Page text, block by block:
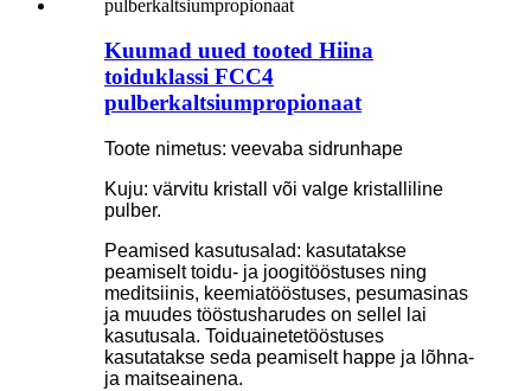
Kuumad uued tooted Hiina
toiduklassi FCC4
pulberkaltsiumpropionaat
Toote nimetus: veevaba sidrunhape
Kuju: värvitu kristall või valge kristalliline
pulber.
Peamised kasutusalad: kasutatakse
peamiselt toidu- ja joogitööstuses ning
meditsiinis, keemiatööstuses, pesumasinas
ja muudes tööstusharudes on sellel lai
kasutusala. Toiduainetetööstuses
kasutatakse seda peamiselt happe ja lõhna-
ja maitseainena.